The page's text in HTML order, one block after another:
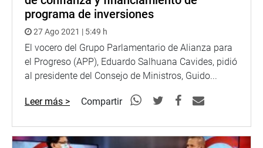
programa de inversiones
27 Ago 2021 | 5:49 h
El vocero del Grupo Parlamentario de Alianza para
el Progreso (APP), Eduardo Salhuana Cavides, pidió
al presidente del Consejo de Ministros, Guido...
Leer más > Compartir